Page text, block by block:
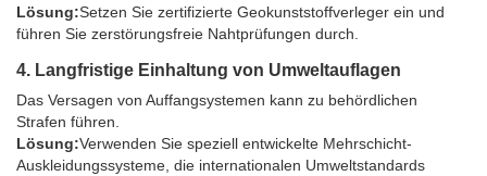
Lösung:Setzen Sie zertifizierte Geokunststoffverleger ein und
führen Sie zerstörungsfreie Nahtprüfungen durch.
4. Langfristige Einhaltung von Umweltauflagen
Das Versagen von Auffangsystemen kann zu behördlichen
Strafen führen.
Lösung:Verwenden Sie speziell entwickelte Mehrschicht-
Auskleidungssysteme, die internationalen Umweltstandards